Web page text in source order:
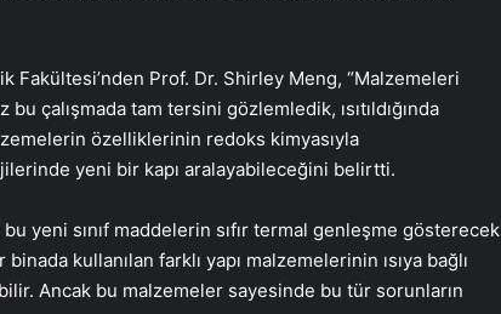
Prof. Dr. Shirley Meng, “Malzemeleri
bu çalışmada tam tersini gözlemledik, ısıtıldığında
özelliklerinin redoks kimyasıyla
yeni bir kapı aralayabileceğini belirtti.
yeni sınıf maddelerin sıfır termal genleşme gösterecek
kullanılan farklı yapı malzemelerinin ısıya bağlı
Ancak bu malzemeler sayesinde bu tür sorunların